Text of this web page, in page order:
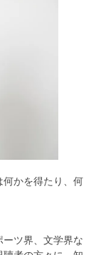
何かを得たり、何
ツ界、文学界な